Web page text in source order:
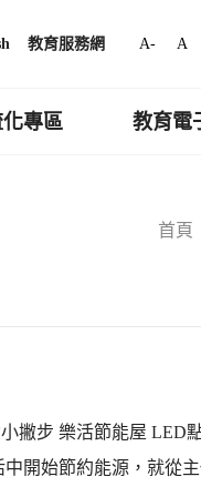
教育服務網 A- A
專區 教育電
首頁
撇步 樂活節能屋 LED
開始節約能源，就從